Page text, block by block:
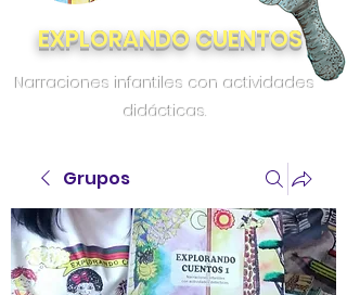
EXPLORANDO CUENTOS
Narraciones infantiles con actividades
didácticas.
Grupos